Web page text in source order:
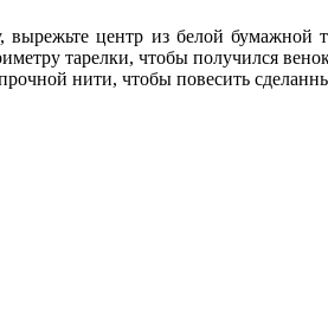
центр из белой бумажной
тарелки, чтобы получился
нити, чтобы повесить